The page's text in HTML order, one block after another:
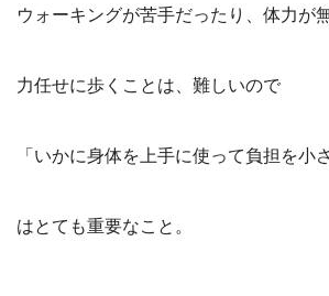
ウォーキングが苦手だったり、体力が
力任せに歩くことは、難しいので
「いかに身体を上手に使って負担を小
はとても重要なこと。